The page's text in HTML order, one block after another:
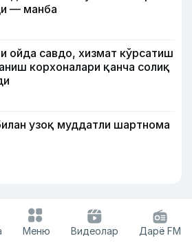
— манба
ойда савдо, хизмат кўрсатиш
корхоналари қанча солиқ
узоқ муддатли шартнома
Меню Видеолар Дарё FM